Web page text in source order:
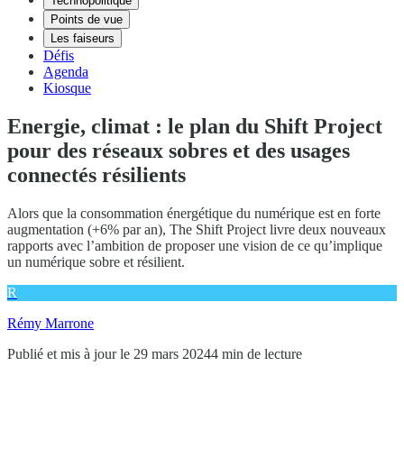
Points de vue
Les faiseurs
Défis
Agenda
Kiosque
Energie, climat : le plan du Shift Project
pour des réseaux sobres et des usages
connectés résilients
Alors que la consommation énergétique du numérique est en forte
augmentation (+6% par an), The Shift Project livre deux nouveaux
rapports avec l’ambition de proposer une vision de ce qu’implique
un numérique sobre et résilient.
R
Rémy Marrone
Publié et mis à jour le 29 mars 20244 min de lecture